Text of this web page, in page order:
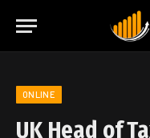
ONLINE
UK Head of